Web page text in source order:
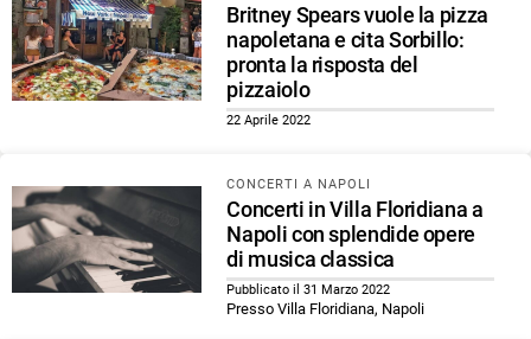
Britney Spears vuole la pizza
napoletana e cita Sorbillo:
pronta la risposta del
pizzaiolo
22 Aprile 2022
CONCERTI A NAPOLI
Concerti in Villa Floridiana a
Napoli con splendide opere
di musica classica
Pubblicato il 31 Marzo 2022
Presso Villa Floridiana, Napoli